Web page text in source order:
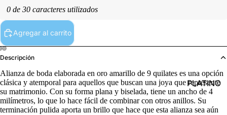
PLATINO
0 de 30 caracteres utilizados
Agregar al carrito
Descripción
Alianza de boda elaborada en oro amarillo de 9 quilates es una opción
clásica y atemporal para aquellos que buscan una joya que represente
su matrimonio. Con su forma plana y biselada, tiene un ancho de 4
milímetros, lo que lo hace fácil de combinar con otros anillos. Su
terminación pulida aporta un brillo que hace que esta alianza sea aún